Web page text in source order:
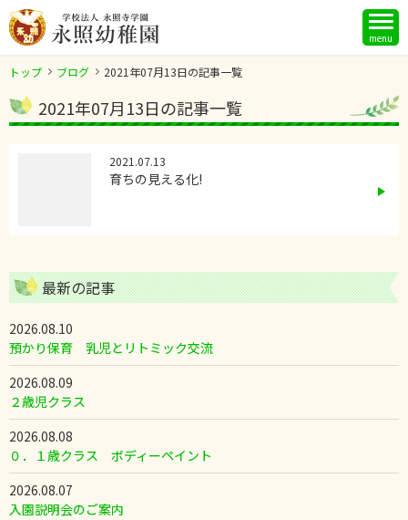
menu
トップ ブログ 2021年07月13日の記事一覧
2021年07月13日の記事一覧
2021.07.13
育ちの見える化!
最新の記事
2026.08.10
預かり保育 乳児とリトミック交流
2026.08.09
２歳児クラス
2026.08.08
０．１歳クラス ボディーペイント
2026.08.07
入園説明会のご案内